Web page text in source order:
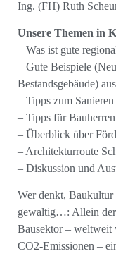
Ing. (FH) Ruth
Unsere Themen in
– Was ist gute
– Gute Beispiele
Bestandsgebäude)
– Tipps zum
– Tipps für
– Überblick über
– Architekturroute
– Diskussion und
Wer denkt, Baukultur
gewaltig…: Allein der
Bausektor – weltweit
CO2-Emissionen –